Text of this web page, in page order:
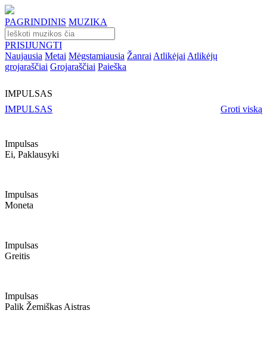
PAGRINDINIS MUZIKA
PRISIJUNGTI
Naujausia Metai Mėgstamiausia Žanrai Atlikėjai Atlikėjų
grojaraščiai Grojaraščiai Paieška
IMPULSAS
IMPULSAS
Groti viską
Impulsas
Ei, Paklausyki
Impulsas
Moneta
Impulsas
Greitis
Impulsas
Palik Žemiškas Aistras